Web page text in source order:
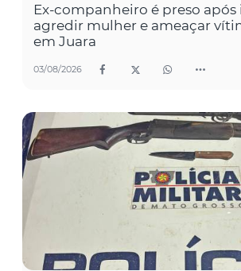
Ex-companheiro é preso após
agredir mulher e ameaçar
em Juara
03/08/2026